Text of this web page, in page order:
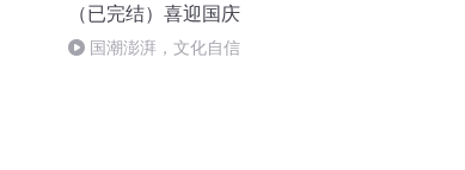
（已完结）喜迎国庆
国潮澎湃，文化自信